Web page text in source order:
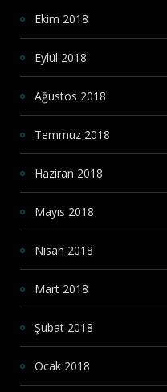
Ekim 2018
Eylül 2018
Ağustos 2018
Temmuz 2018
Haziran 2018
Mayıs 2018
Nisan 2018
Mart 2018
Şubat 2018
Ocak 2018